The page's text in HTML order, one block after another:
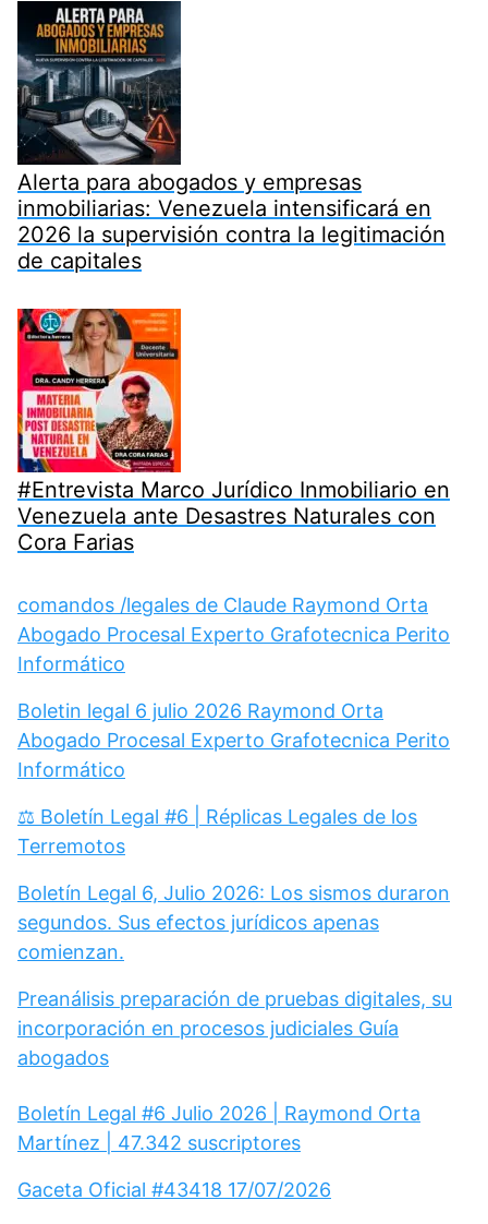
Alerta para abogados y empresas
inmobiliarias: Venezuela intensificará en
2026 la supervisión contra la legitimación
de capitales
#Entrevista Marco Jurídico Inmobiliario en
Venezuela ante Desastres Naturales con
Cora Farias
comandos /legales de Claude Raymond Orta
Abogado Procesal Experto Grafotecnica Perito
Informático
Boletin legal 6 julio 2026 Raymond Orta
Abogado Procesal Experto Grafotecnica Perito
Informático
⚖️ Boletín Legal #6 | Réplicas Legales de los
Terremotos
Boletín Legal 6, Julio 2026: Los sismos duraron
segundos. Sus efectos jurídicos apenas
comienzan.
Preanálisis preparación de pruebas digitales, su
incorporación en procesos judiciales Guía
abogados
Boletín Legal #6 Julio 2026 | Raymond Orta
Martínez | 47.342 suscriptores
Gaceta Oficial #43418 17/07/2026